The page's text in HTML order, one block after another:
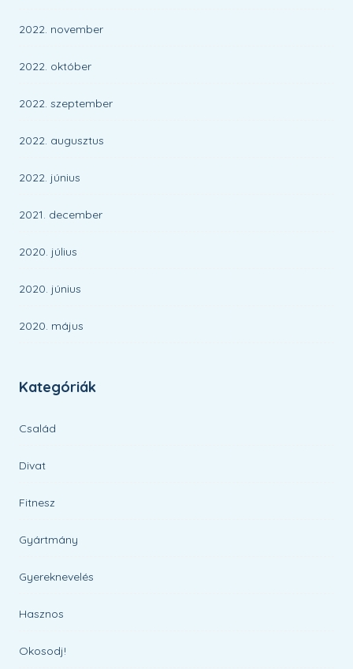
2022. november
2022. október
2022. szeptember
2022. augusztus
2022. június
2021. december
2020. július
2020. június
2020. május
Kategóriák
Család
Divat
Fitnesz
Gyártmány
Gyereknevelés
Hasznos
Okosodj!